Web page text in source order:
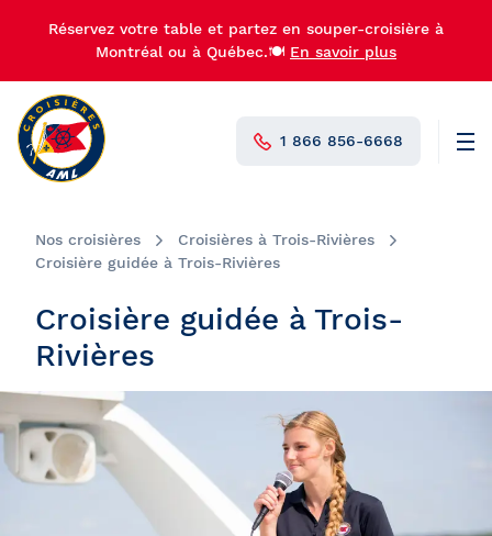
Réservez votre table et partez en souper-croisière à
Montréal ou à Québec.🍽️ En savoir plus
1 866 856-6668
Nos croisières
Croisières à Trois-Rivières
Croisière guidée à Trois-Rivières
Croisière guidée à Trois-
Rivières